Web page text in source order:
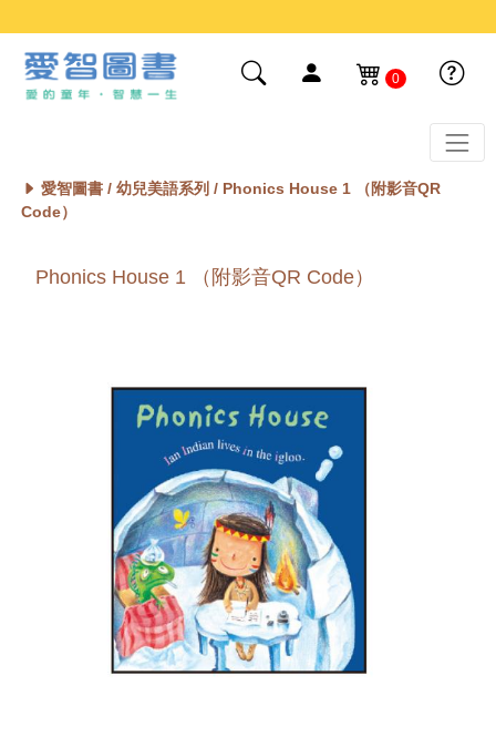
0
愛智圖書 / 幼兒美語系列/ Phonics House 1 （附影音QR
Code）
Phonics House 1 （附影音QR Code）